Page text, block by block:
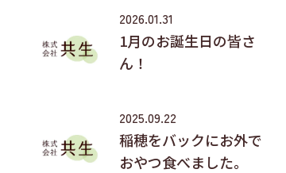
2026.01.31
1月のお誕生日の皆さ
ん！
2025.09.22
稲穂をバックにお外で
おやつ食べました。